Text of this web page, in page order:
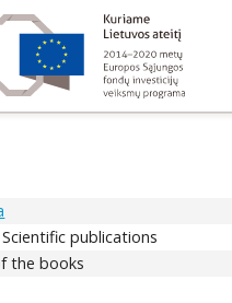
publications
the books